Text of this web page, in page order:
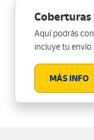
Aquí podrás
incluye tu envío.
MÁS INFO